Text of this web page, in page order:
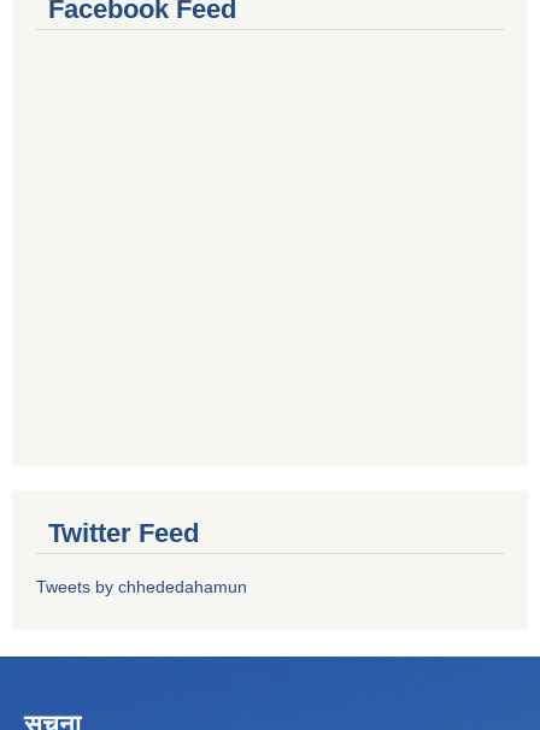
Facebook Feed
Twitter Feed
Tweets by chhededahamun